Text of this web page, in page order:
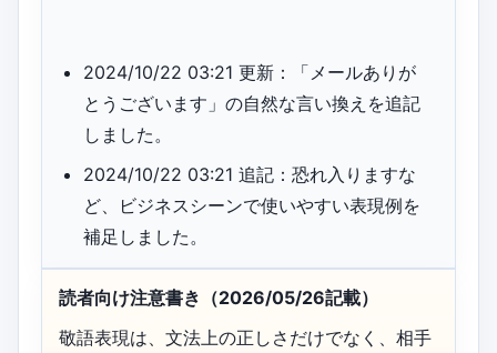
2024/10/22 03:21 更新：「メールありが
とうございます」の自然な言い換えを追記
しました。
2024/10/22 03:21 追記：恐れ入りますな
ど、ビジネスシーンで使いやすい表現例を
補足しました。
読者向け注意書き（2026/05/26記載）
敬語表現は、文法上の正しさだけでなく、相手